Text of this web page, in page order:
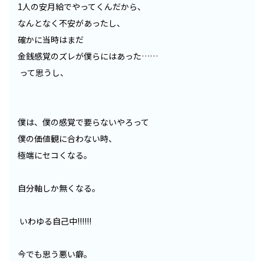
1人の安月給でやってくんだから、
なんとなく不安があったし、
確かに当時はまだ
金銭感覚のズレが僕らにはあった……
って思うし、
僕は、僕の感覚で要らないやろって
僕の価値観に合わない時、
極端にセコくなる。
自分軸しか無くなる。
いわゆる自己中!!!!!!
今でも思う悪い癖。